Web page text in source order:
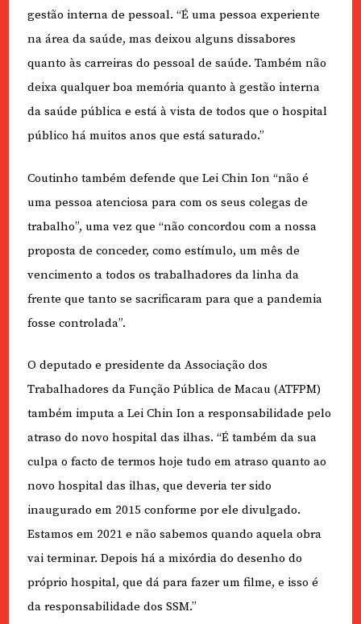
gestão interna de pessoal. “É uma pessoa experiente
na área da saúde, mas deixou alguns dissabores
quanto às carreiras do pessoal de saúde. Também não
deixa qualquer boa memória quanto à gestão interna
da saúde pública e está à vista de todos que o hospital
público há muitos anos que está saturado.”
Coutinho também defende que Lei Chin Ion “não é
uma pessoa atenciosa para com os seus colegas de
trabalho”, uma vez que “não concordou com a nossa
proposta de conceder, como estímulo, um mês de
vencimento a todos os trabalhadores da linha da
frente que tanto se sacrificaram para que a pandemia
fosse controlada”.
O deputado e presidente da Associação dos
Trabalhadores da Função Pública de Macau (ATFPM)
também imputa a Lei Chin Ion a responsabilidade pelo
atraso do novo hospital das ilhas. “É também da sua
culpa o facto de termos hoje tudo em atraso quanto ao
novo hospital das ilhas, que deveria ter sido
inaugurado em 2015 conforme por ele divulgado.
Estamos em 2021 e não sabemos quando aquela obra
vai terminar. Depois há a mixórdia do desenho do
próprio hospital, que dá para fazer um filme, e isso é
da responsabilidade dos SSM.”